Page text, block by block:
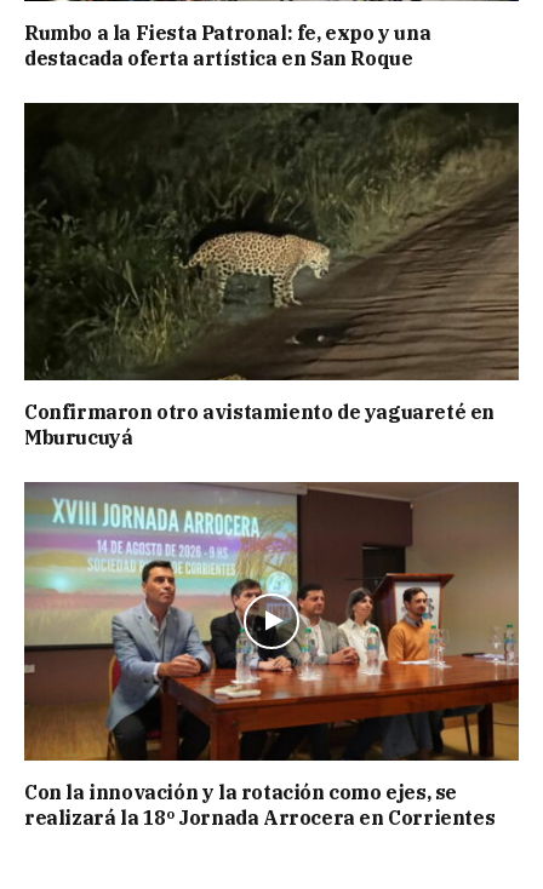
Rumbo a la Fiesta Patronal: fe, expo y una
destacada oferta artística en San Roque
Confirmaron otro avistamiento de yaguareté en
Mburucuyá
Con la innovación y la rotación como ejes, se
realizará la 18º Jornada Arrocera en Corrientes